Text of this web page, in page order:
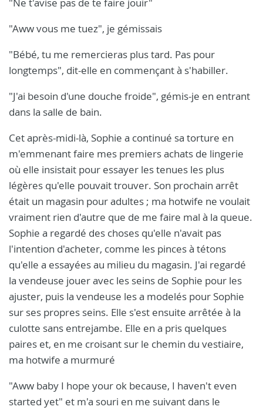
"Aww vous me tuez", je gémissais
"Bébé, tu me remercieras plus tard. Pas pour
longtemps", dit-elle en commençant à s'habiller.
"J'ai besoin d'une douche froide", gémis-je en entrant
dans la salle de bain.
Cet après-midi-là, Sophie a continué sa torture en
m'emmenant faire mes premiers achats de lingerie
où elle insistait pour essayer les tenues les plus
légères qu'elle pouvait trouver. Son prochain arrêt
était un magasin pour adultes ; ma hotwife ne voulait
vraiment rien d'autre que de me faire mal à la queue.
Sophie a regardé des choses qu'elle n'avait pas
l'intention d'acheter, comme les pinces à tétons
qu'elle a essayées au milieu du magasin. J'ai regardé
la vendeuse jouer avec les seins de Sophie pour les
ajuster, puis la vendeuse les a modelés pour Sophie
sur ses propres seins. Elle s'est ensuite arrêtée à la
culotte sans entrejambe. Elle en a pris quelques
paires et, en me croisant sur le chemin du vestiaire,
ma hotwife a murmuré
"Aww baby I hope your ok because, I haven't even
started yet" et m'a souri en me suivant dans le